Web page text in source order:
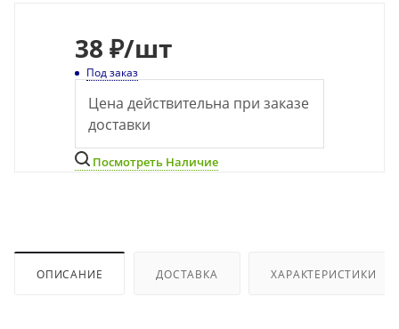
38 ₽/шт
Под заказ
Цена действительна при заказе
доставки
Посмотреть Наличие
ОПИСАНИЕ ДОСТАВКА ХАРАКТЕРИСТИКИ